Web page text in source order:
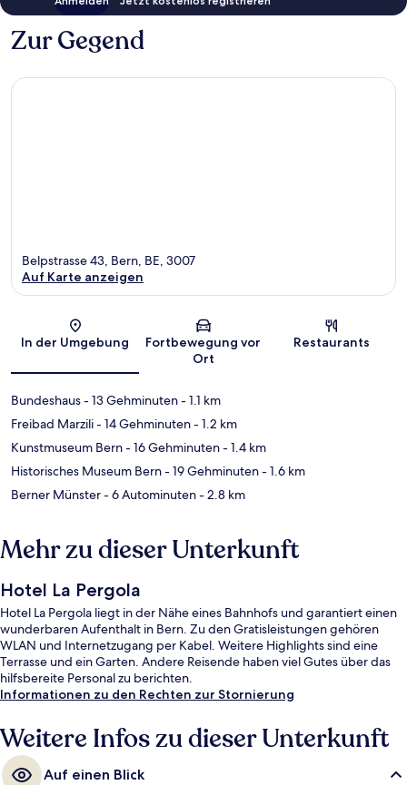
Zur Gegend
Karte
Belpstrasse 43, Bern, BE, 3007
Auf Karte anzeigen
In der Umgebung
Fortbewegung vor
Ort
Restaurants
Bundeshaus- 13 Gehminuten- 1.1 km
Freibad Marzili- 14 Gehminuten- 1.2 km
Kunstmuseum Bern- 16 Gehminuten- 1.4 km
Historisches Museum Bern- 19 Gehminuten- 1.6 km
Berner Münster- 6 Autominuten- 2.8 km
Mehr zu dieser Unterkunft
Hotel La Pergola
Hotel La Pergola liegt in der Nähe eines Bahnhofs und garantiert einen
wunderbaren Aufenthalt in Bern. Zu den Gratisleistungen gehören
WLAN und Internetzugang per Kabel. Weitere Highlights sind eine
Terrasse und ein Garten. Andere Reisende haben viel Gutes über das
hilfsbereite Personal zu berichten.
Informationen zu den Rechten zur Stornierung
Weitere Infos zu dieser Unterkunft
Auf einen Blick